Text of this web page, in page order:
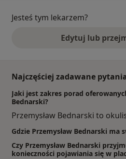
Jesteś tym lekarzem?
Edytuj lub
Najczęściej zadawane
Jaki jest zakres porad
Bednarski?
Przemysław Bednarski to
Gdzie Przemysław Bednarski ma
Czy Przemysław Bednarski
konieczności pojawiania się w